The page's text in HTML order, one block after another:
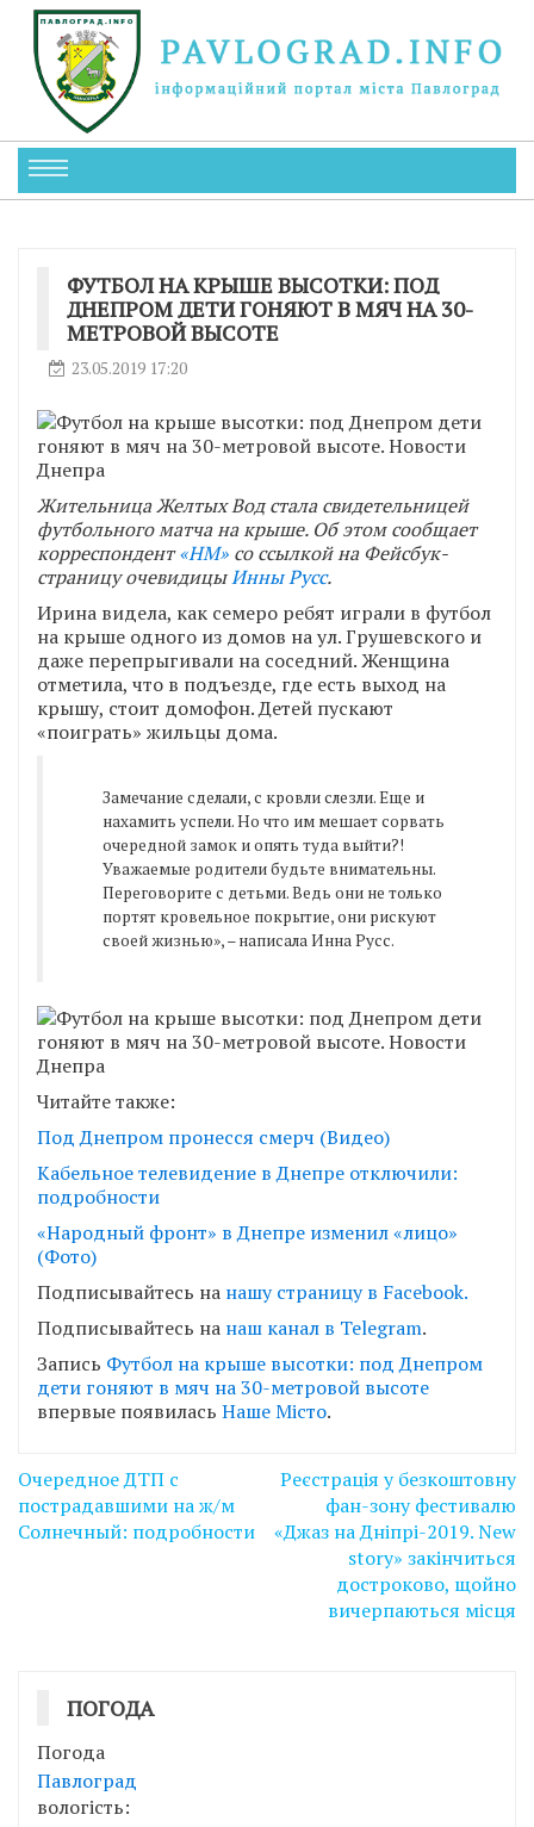
ФУТБОЛ НА КРЫШЕ ВЫСОТКИ: ПОД
ДНЕПРОМ ДЕТИ ГОНЯЮТ В МЯЧ НА 30-
МЕТРОВОЙ ВЫСОТЕ
23.05.2019 17:20
Жительница Желтых Вод стала свидетельницей
футбольного матча на крыше. Об этом сообщает
корреспондент«НМ» со ссылкой на Фейсбук-
страницу очевидицыИнны Русс.
Ирина видела, как семеро ребят играли в футбол
на крыше одного из домов на ул. Грушевского и
даже перепрыгивали на соседний. Женщина
отметила, что в подъезде, где есть выход на
крышу, стоит домофон. Детей пускают
«поиграть» жильцы дома.
Замечание сделали, с кровли слезли. Еще и
нахамить успели. Но что им мешает сорвать
очередной замок и опять туда выйти?!
Уважаемые родители будьте внимательны.
Переговорите с детьми. Ведь они не только
портят кровельное покрытие, они рискуют
своей жизнью», – написала Инна Русс.
Читайте также:
Под Днепром пронесся смерч (Видео)
Кабельное телевидение в Днепре отключили:
подробности
«Народный фронт» в Днепре изменил «лицо»
(Фото)
Подписывайтесь на нашу страницу в Facebook.
Подписывайтесь на наш канал в Telegram.
Запись Футбол на крыше высотки: под Днепром
дети гоняют в мяч на 30-метровой высоте
впервые появилась Наше Місто.
Навігація
записів
Очередное ДТП с
пострадавшими на ж/м
Солнечный: подробности
Реєстрація у безкоштовну
фан-зону фестивалю
«Джаз на Дніпрі-2019. New
story» закінчиться
достроково, щойно
вичерпаються місця
ПОГОДА
Погода
Павлоград
вологість: